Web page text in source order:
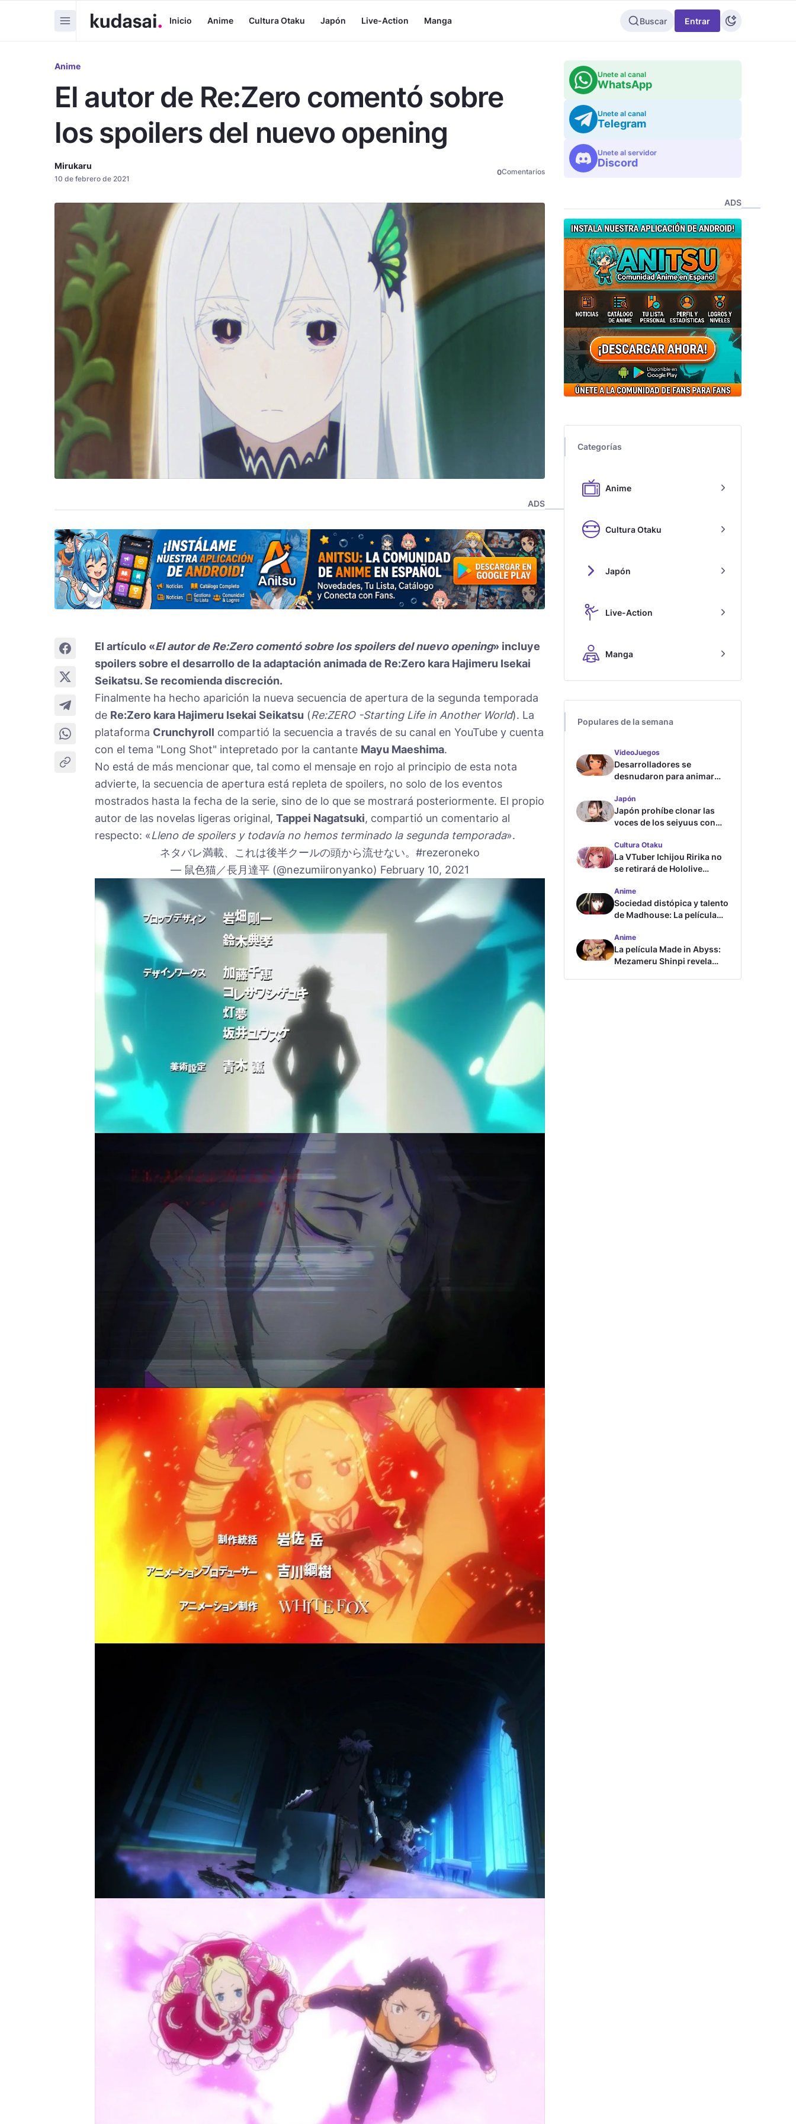
Inicio Anime Cultura Otaku Japón Live-Action Manga Buscar Entrar
Anime
El autor de Re:Zero comentó sobre
los spoilers del nuevo opening
Mirukaru
10 de febrero de 2021
0Comentarios
ADS
El artículo «El autor de Re:Zero comentó sobre los spoilers del nuevo opening» incluye
spoilers sobre el desarrollo de la adaptación animada de Re:Zero kara Hajimeru Isekai
Seikatsu. Se recomienda discreción.
Finalmente ha hecho aparición la nueva secuencia de apertura de la segunda temporada
de Re:Zero kara Hajimeru Isekai Seikatsu (Re:ZERO -Starting Life in Another World). La
plataforma Crunchyroll compartió la secuencia a través de su canal en YouTube y cuenta
con el tema "Long Shot" intepretado por la cantante Mayu Maeshima.
No está de más mencionar que, tal como el mensaje en rojo al principio de esta nota
advierte, la secuencia de apertura está repleta de spoilers, no solo de los eventos
mostrados hasta la fecha de la serie, sino de lo que se mostrará posteriormente. El propio
autor de las novelas ligeras original, Tappei Nagatsuki, compartió un comentario al
respecto: «Lleno de spoilers y todavía no hemos terminado la segunda temporada».
ネタバレ満載、これは後半クールの頭から流せない。#rezeroneko
— 鼠色猫／長月達平 (@nezumiironyanko) February 10, 2021
Unete al canal
WhatsApp
Unete al canal
Telegram
Unete al servidor
Discord
ADS
Categorías
Anime
Cultura Otaku
Japón
Live-Action
Manga
Populares de la semana
VideoJuegos
Desarrolladores se
desnudaron para animar
Japón
Japón prohíbe clonar las
voces de los seiyuus con
Cultura Otaku
La VTuber Ichijou Ririka no
se retirará de Hololive
Anime
Sociedad distópica y talento
de Madhouse: La película
tráiler
Anime
La película Made in Abyss:
Mezameru Shinpi revela